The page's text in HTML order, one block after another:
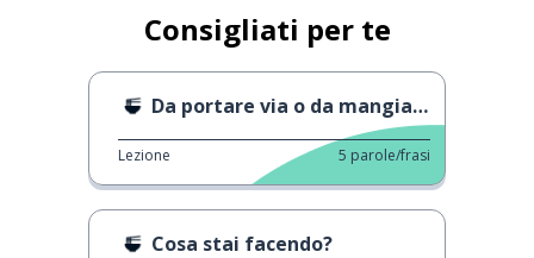
Consigliati per te
Da portare via o da mangiare qui?
Lezione 5 parole/frasi
Cosa stai facendo?